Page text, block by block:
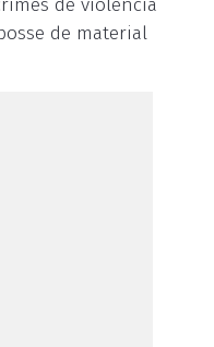
de violência
de material